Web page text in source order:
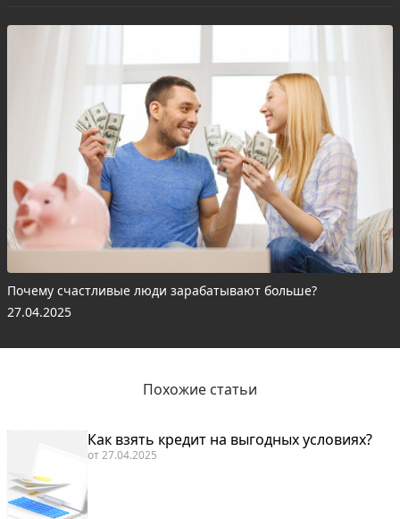
Почему счастливые люди зарабатывают больше?
27.04.2025
Похожие статьи
Как взять кредит на выгодных условиях?
от27.04.2025